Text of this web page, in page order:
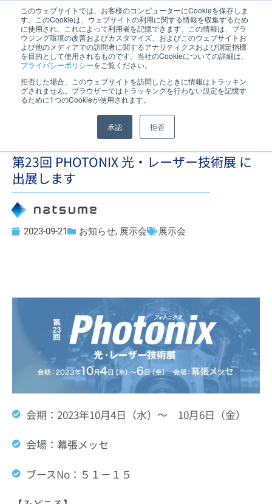
このウェブサイトでは、お客様のコンピューターにCookieを保存しま
す。このCookieは、ウェブサイトの利用に関する情報を収集するため
に使用され、これによって利用者を記憶できます。この情報は、ブラ
ウジング環境の改善およびカスタマイズ、およびこのウェブサイトお
よび他のメディアでの訪問者に関するアナリティクスおよび測定指標
を目的として使用されるものです。当社のCookieについての詳細は、
プライバシーポリシーをご覧ください。
拒否した場合、このウェブサイトを訪問したときに情報はトラッキン
グされません。ブラウザーではトラッキングを行わない設定を記憶す
るために1つのCookieが使用されます。
承認 拒否
JP｜EN
第23回 PHOTONIX 光・レーザー技術展 に
出展します
2023-09-21 お知らせ, 展示会 展示会
会期：2023年10月4日（水）～ 10月6日（金）
会場：幕張メッセ
ブースNo：５１－１５